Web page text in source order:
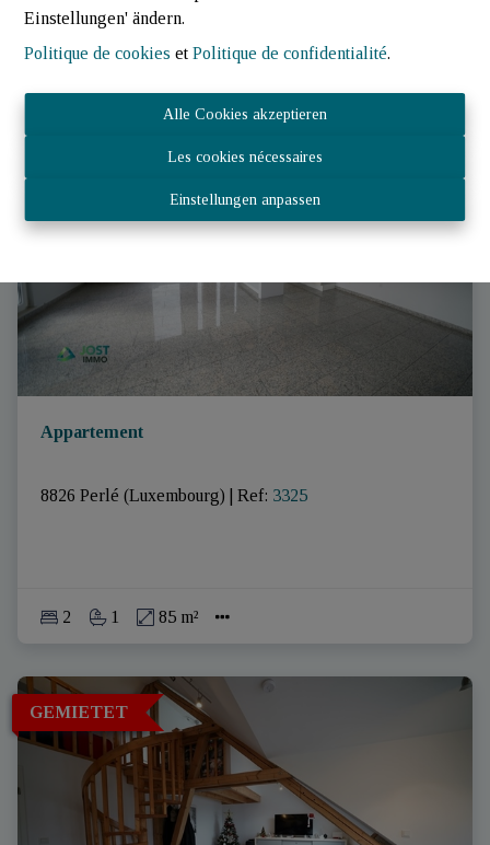
Einstellungen' ändern.
Politique de cookies etPolitique de confidentialité.
Alle Cookies akzeptieren
Les cookies nécessaires
Einstellungen anpassen
Appartement
8826 Perlé (Luxembourg) Ref: 3325
2 1 85 m²
GEMIETET